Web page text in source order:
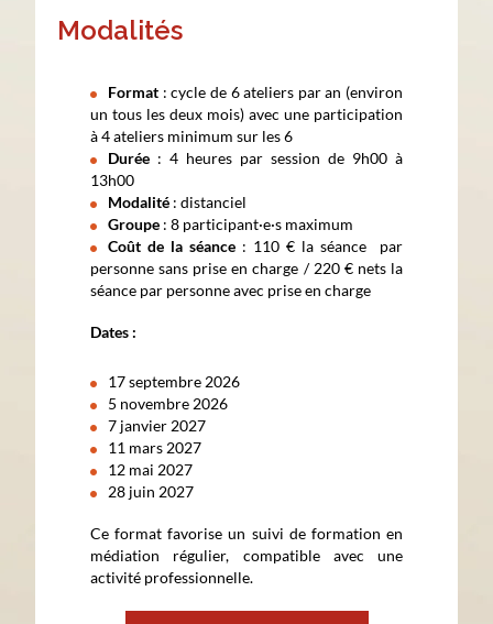
Modalités
Format : cycle de 6 ateliers par an (environ
un tous les deux mois) avec une participation
à 4 ateliers minimum sur les 6
Durée : 4 heures par session de 9h00 à
13h00
Modalité : distanciel
Groupe : 8 participant·e·s maximum
Coût de la séance : 110 € la séance par
personne sans prise en charge / 220 € nets la
séance par personne avec prise en charge
Dates :
17 septembre 2026
5 novembre 2026
7 janvier 2027
11 mars 2027
12 mai 2027
28 juin 2027
Ce format favorise un suivi de formation en
médiation régulier, compatible avec une
activité professionnelle.